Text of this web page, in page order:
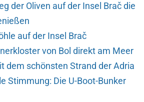
der Oliven auf der Insel Brač die
auf der Insel Brač
von Bol direkt am Meer
dem schönsten Strand der Adria
Stimmung: Die U-Boot-Bunker